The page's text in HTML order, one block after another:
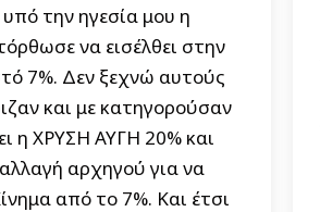
την ηγεσία μου η
να εισέλθει στην
7%. Δεν ξεχνώ αυτούς
και με κατηγορούσαν
η ΧΡΥΣΗ ΑΥΓΗ 20% και
αρχηγού για να
από το 7%. Και έτσι